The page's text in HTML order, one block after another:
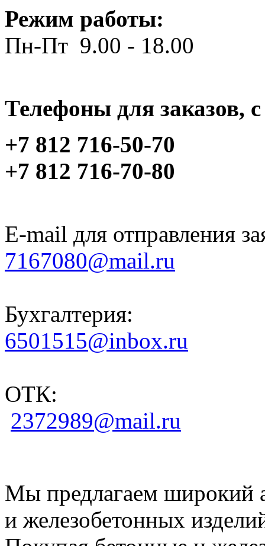
Режим работы:
Пн-Пт 9.00 - 18.00
Телефоны для заказов,
+7 812 716-50-70
+7 812 716-70-80
E-mail для отправления
7167080@mail.ru
Бухгалтерия:
6501515@inbox.ru
ОТК:
2372989@mail.ru
Мы предлагаем широкий
и железобетонных